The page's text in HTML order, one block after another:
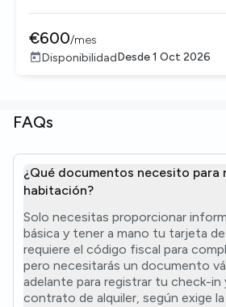
€600/mes
DisponibilidadDesde1 Oct 2026
FAQs
¿Qué documentos necesito para
habitación?
Solo necesitas proporcionar
básica y tener a mano tu tarjeta
requiere el código fiscal para
pero necesitarás un documento
adelante para registrar tu check-in
contrato de alquiler, según exige la